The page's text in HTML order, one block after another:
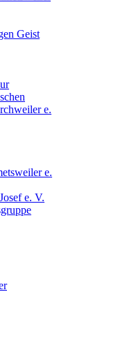
Geist
e.
e.
e. V.